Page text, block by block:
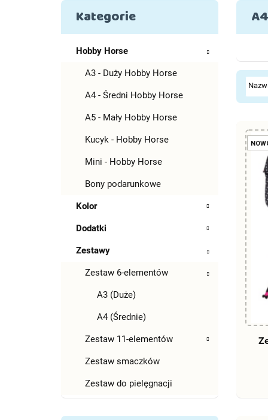
Kategorie
Hobby Horse
A3 - Duży Hobby Horse
A4 - Średni Hobby Horse
A5 - Mały Hobby Horse
Kucyk - Hobby Horse
Mini - Hobby Horse
Bony podarunkowe
Kolor
Dodatki
Zestawy
Zestaw 6-elementów
A3 (Duże)
A4 (Średnie)
Zestaw 11-elementów
Zestaw smaczków
Zestaw do pielęgnacji